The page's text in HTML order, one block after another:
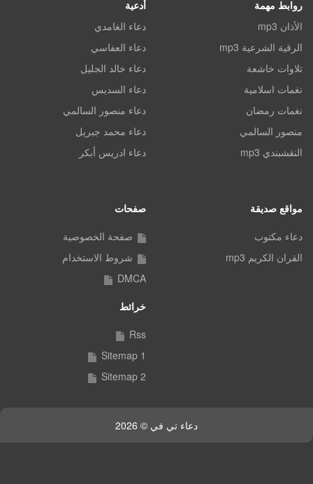
روابط مهمة
الأذان mp3
الرقية الشرعية mp3
تلاوات خاشعة
نغمات اسلامية
نغمات رمضان
منصور السالمي
النقشبندي mp3
أدعية
دعاء الغامدي
دعاء العفاسي
دعاء خالد الجليل
دعاء السديس
دعاء منصور السالمي
دعاء محمد جبريل
دعاء ادريس أبكر
مواقع صديقة
دعاء مكتوب
القران الكريم mp3
صفحات
صفحة الخصوصية
شروط الاستخدام
DMCA
خرائط
Rss
Sitemap 1
Sitemap 2
دعاء تي في © 2026